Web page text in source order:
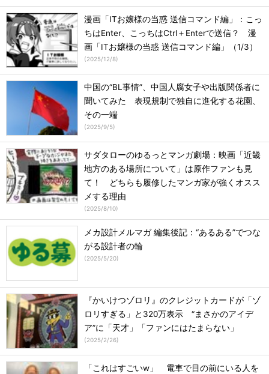
漫画「ITお嬢様の当惑 送信コマンド編」：こっ
ちはEnter、こっちはCtrl＋Enterで送信？ 漫
画「ITお嬢様の当惑 送信コマンド編」（1/3）
(2025/12/8)
中国の“BL事情”、中国人腐女子や出版関係者に
聞いてみた 表現規制で独自に進化する花園、
その一端
(2025/9/5)
サダタローのゆるっとマンガ劇場：映画「近畿
地方のある場所について」は原作ファンも見
て！ どちらも履修したマンガ家が強くオスス
メする理由
(2025/8/10)
メカ設計メルマガ 編集後記：“あるある”でつな
がる設計者の輪
(2025/5/20)
『かいけつゾロリ』のクレジットカードが「ゾ
ロリすぎる」と320万表示 “まさかのアイデ
ア”に「天才」「ファンにはたまらない」
(2025/2/26)
「これはすごいw」 電車で目の前にいる人を